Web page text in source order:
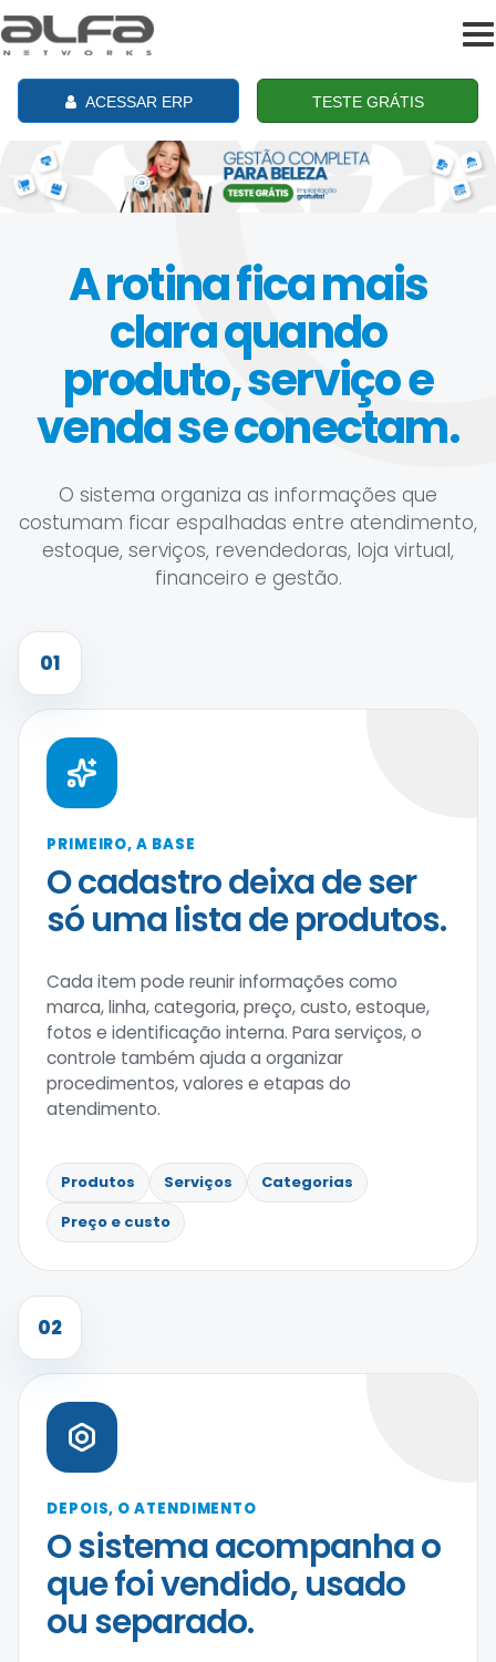
ACESSAR ERP TESTE GRÁTIS
A rotina fica mais
clara quando
produto, serviço e
venda se conectam.
O sistema organiza as informações que
costumam ficar espalhadas entre atendimento,
estoque, serviços, revendedoras, loja virtual,
financeiro e gestão.
01
PRIMEIRO, A BASE
O cadastro deixa de ser
só uma lista de produtos.
Cada item pode reunir informações como
marca, linha, categoria, preço, custo, estoque,
fotos e identificação interna. Para serviços, o
controle também ajuda a organizar
procedimentos, valores e etapas do
atendimento.
Produtos Serviços
Categorias
Preço e custo
02
DEPOIS, O ATENDIMENTO
O sistema acompanha o
que foi vendido, usado
ou separado.